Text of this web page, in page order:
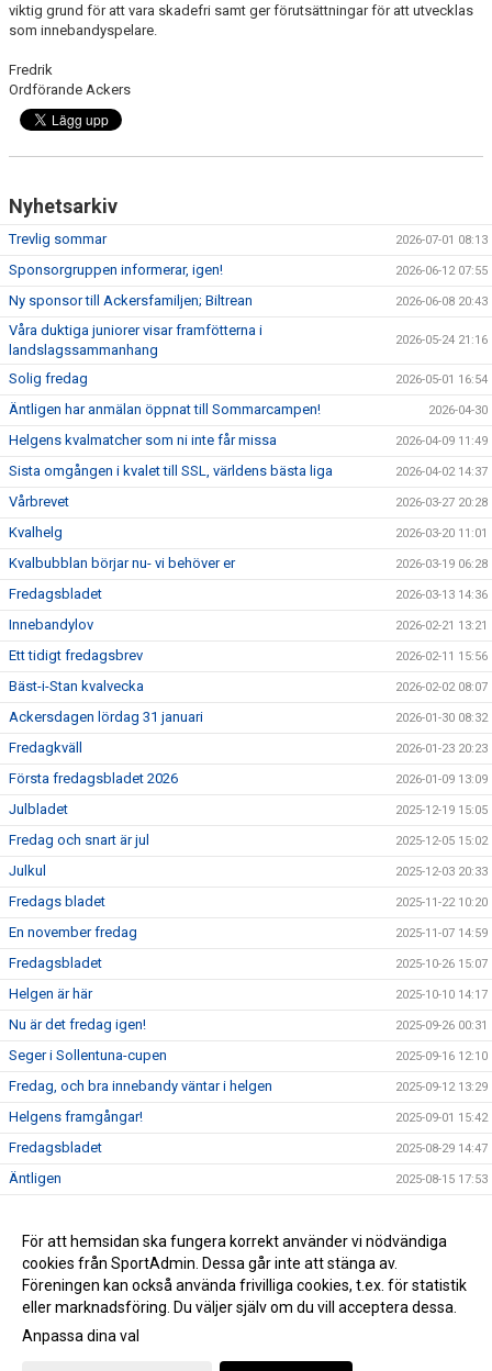
viktig grund för att vara skadefri samt ger förutsättningar för att utvecklas
som innebandyspelare.
Fredrik
Ordförande Ackers
Nyhetsarkiv
Trevlig sommar 2026-07-01 08:13
Sponsorgruppen informerar, igen! 2026-06-12 07:55
Ny sponsor till Ackersfamiljen; Biltrean 2026-06-08 20:43
Våra duktiga juniorer visar framfötterna i
landslagssammanhang
2026-05-24 21:16
Solig fredag 2026-05-01 16:54
Äntligen har anmälan öppnat till Sommarcampen! 2026-04-30
Helgens kvalmatcher som ni inte får missa 2026-04-09 11:49
Sista omgången i kvalet till SSL, världens bästa liga 2026-04-02 14:37
Vårbrevet 2026-03-27 20:28
Kvalhelg 2026-03-20 11:01
Kvalbubblan börjar nu- vi behöver er 2026-03-19 06:28
Fredagsbladet 2026-03-13 14:36
Innebandylov 2026-02-21 13:21
Ett tidigt fredagsbrev 2026-02-11 15:56
Bäst-i-Stan kvalvecka 2026-02-02 08:07
Ackersdagen lördag 31 januari 2026-01-30 08:32
Fredagkväll 2026-01-23 20:23
Första fredagsbladet 2026 2026-01-09 13:09
Julbladet 2025-12-19 15:05
Fredag och snart är jul 2025-12-05 15:02
Julkul 2025-12-03 20:33
Fredags bladet 2025-11-22 10:20
En november fredag 2025-11-07 14:59
Fredagsbladet 2025-10-26 15:07
Helgen är här 2025-10-10 14:17
Nu är det fredag igen! 2025-09-26 00:31
Seger i Sollentuna-cupen 2025-09-16 12:10
Fredag, och bra innebandy väntar i helgen 2025-09-12 13:29
Helgens framgångar! 2025-09-01 15:42
Fredagsbladet 2025-08-29 14:47
Äntligen 2025-08-15 17:53
Fredagsbladet 2025-04-11 13:18
Fredagsbladet 2025-03-28 13:44
Gå till Webbversion
För att hemsidan ska fungera korrekt använder vi nödvändiga
cookies från SportAdmin. Dessa går inte att stänga av.
Föreningen kan också använda frivilliga cookies, t.ex. för statistik
eller marknadsföring. Du väljer själv om du vill acceptera dessa.
Anpassa dina val